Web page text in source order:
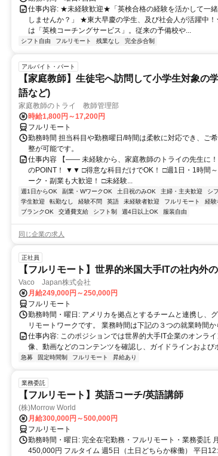
仕事内容: ★未経験歓迎★「英検合格の経験を活かして一
しませんか？」 ★東大早慶の学生、及び社会人が活躍中
は「英検コーチングサービス」。従来の予備校や...
シフト自由 フルリモート 残業なし 完全歩合制
アルバイト・パート
【家庭教師】生徒宅へ訪問して小学生対象の
語など)
家庭教師のトライ 教師管理部
時給1,800円～17,200円
フルリモート
勤務時間 担当科目や勤務曜日/時間は柔軟に対応でき、ご
整が可能です。
仕事内容 【―― 未経験から、家庭教師のトライの先生
のPOINT！ ▼▼ □得意な科目だけでOK！ □週1日・1時間
ーク・副業も大歓迎！ □未経験...
週1日からOK 副業・WワークOK 土日祝のみOK 主婦・主夫歓迎 シ
学生歓迎
転勤なし 経験不問 英語 未経験者歓迎 フルリモート 経験
ブランクOK
交通費支給 シフト制 週4日以上OK 服装自由
同じ企業の求人
正社員
【フルリモート】世界的米国大手ITの社内外
Vaco Japan株式会社
月給249,000円～250,000円
フルリモート
勤務時間・曜日: アメリカを拠点とするチームと連携し、
リモートワークです。 業務時間は下記の３つの就業時間
仕事内容: このポジションでは世界的大手IT企業のオンラ
像、動画などのコンテンツを確認し、ガイドラインおよ
急募 固定時間制 フルリモート 昇給あり
業務委託
【フルリモート】英語コーチ/英語講師
(株)Morrow World
月給300,000円～500,000円
フルリモート
勤務時間・曜日: 完全在宅勤務・フルリモート・業務委託
450,000円 フルタイム 週5日（土日どちらか稼働） 平日